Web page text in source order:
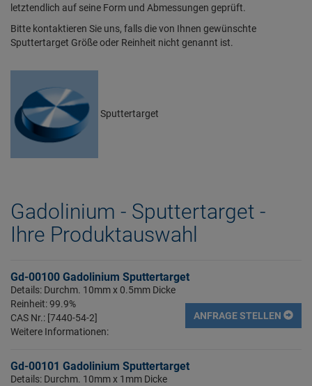
letztendlich auf seine Form und Abmessungen geprüft.
Bitte kontaktieren Sie uns, falls die von Ihnen gewünschte
Sputtertarget Größe oder Reinheit nicht genannt ist.
Sputtertarget
Gadolinium - Sputtertarget -
Ihre Produktauswahl
Gd-00100 Gadolinium Sputtertarget
Details: Durchm. 10mm x 0.5mm Dicke
Reinheit: 99.9%
CAS Nr.: [7440-54-2]
Weitere Informationen:
ANFRAGE STELLEN
Gd-00101 Gadolinium Sputtertarget
Details: Durchm. 10mm x 1mm Dicke